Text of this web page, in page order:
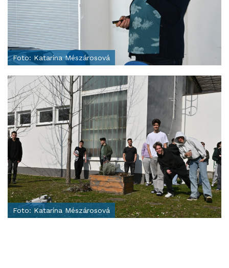
Foto: Katarína Mészárosová
Foto: Katarína Mészárosová